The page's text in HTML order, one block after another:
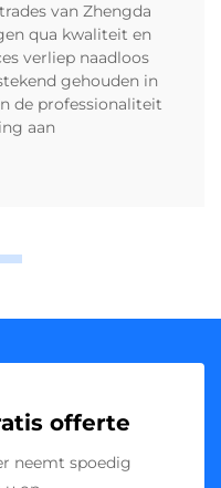
van Zhengda
qua kwaliteit en
verliep naadloos
gehouden in
de professionaliteit
aan
offerte
neemt spoedig